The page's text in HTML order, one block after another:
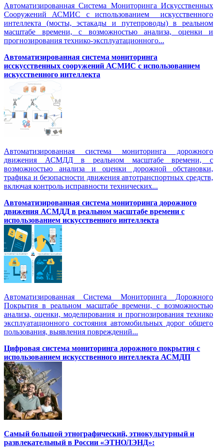
Автоматизированная Система Мониторинга Искусственных
Сооружений АСМИС с использованием искусственного
интеллекта (мосты, эстакады и путепроводы) в реальном
масштабе времени, с возможностью анализа, оценки и
прогнозирования технико-эксплуатационного...
Автоматизированная система мониторинга
исскусственных сооружений АСМИС с использованием
искусственного интеллекта
Автоматизированная система мониторинга дорожного
движения АСМДД в реальном масштабе времени, с
возможностью анализа и оценки дорожной обстановки,
трафика и безопасности движения автотранспортных средств,
включая контроль исправности технических...
Автоматизированная cистема мониторинга дорожного
движения АСМДД в реальном масштабе времени с
использованием искусственного интеллекта
Автоматизированная Система Мониторинга Дорожного
Покрытия в реальном масштабе времени, с возможностью
анализа, оценки, моделирования и прогнозирования технико
эксплуатационного состояния автомобильных дорог общего
пользования, выявления повреждений...
Цифровая система мониторинга дорожного покрытия с
использованием искусственного интеллекта АСМДП
Самый большой этнографический, этнокультурный и
развлекательный в России «ЭТНОЛЭНД»: